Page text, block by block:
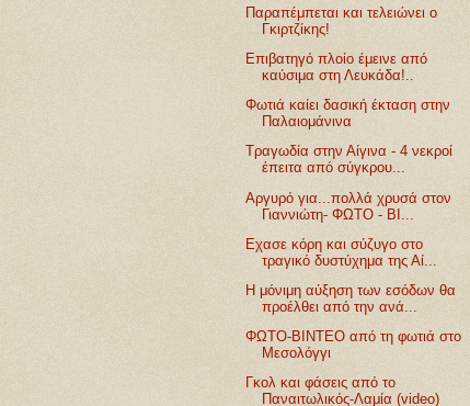
Παραπέμπεται και τελειώνει ο
Γκιρτζίκης!
Επιβατηγό πλοίο έμεινε από
καύσιμα στη Λευκάδα!..
Φωτιά καίει δασική έκταση στην
Παλαιομάνινα
Τραγωδία στην Αίγινα - 4 νεκροί
έπειτα από σύγκρου...
Αργυρό για...πολλά χρυσά στον
Γιαννιώτη- ΦΩΤΟ - ΒΙ...
Εχασε κόρη και σύζυγο στο
τραγικό δυστύχημα της Αί...
Η μόνιμη αύξηση των εσόδων θα
προέλθει από την ανά...
ΦΩΤΟ-ΒΙΝΤΕΟ από τη φωτιά στο
Μεσολόγγι
Γκολ και φάσεις από το
Παναιτωλικός-Λαμία (video)